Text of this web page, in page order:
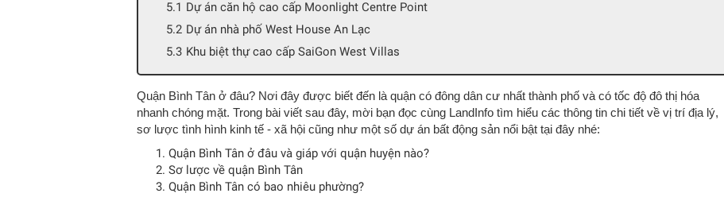
Dự án căn hộ cao cấp Moonlight Centre Point
Dự án nhà phố West House An Lạc
Khu biệt thự cao cấp SaiGon West Villas
Quận Bình Tân ở đâu? Nơi đây được biết đến là quận có đông dân cư nhất thành phố và có tốc độ đô thị hóa
nhanh chóng mặt. Trong bài viết sau đây, mời bạn đọc cùng LandInfo tìm hiểu các thông tin chi tiết về vị trí địa lý,
sơ lược tình hình kinh tế - xã hội cũng như một số dự án bất động sản nổi bật tại đây nhé:
Quận Bình Tân ở đâu và giáp với quận huyện nào?
Sơ lược về quận Bình Tân
Quận Bình Tân có bao nhiêu phường?